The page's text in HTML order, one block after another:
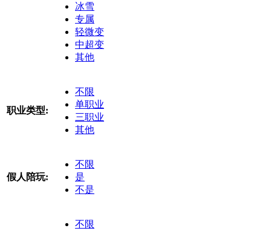
冰雪
专属
轻微变
中超变
其他
职业类型:
不限
单职业
三职业
其他
假人陪玩:
不限
是
不是
不限